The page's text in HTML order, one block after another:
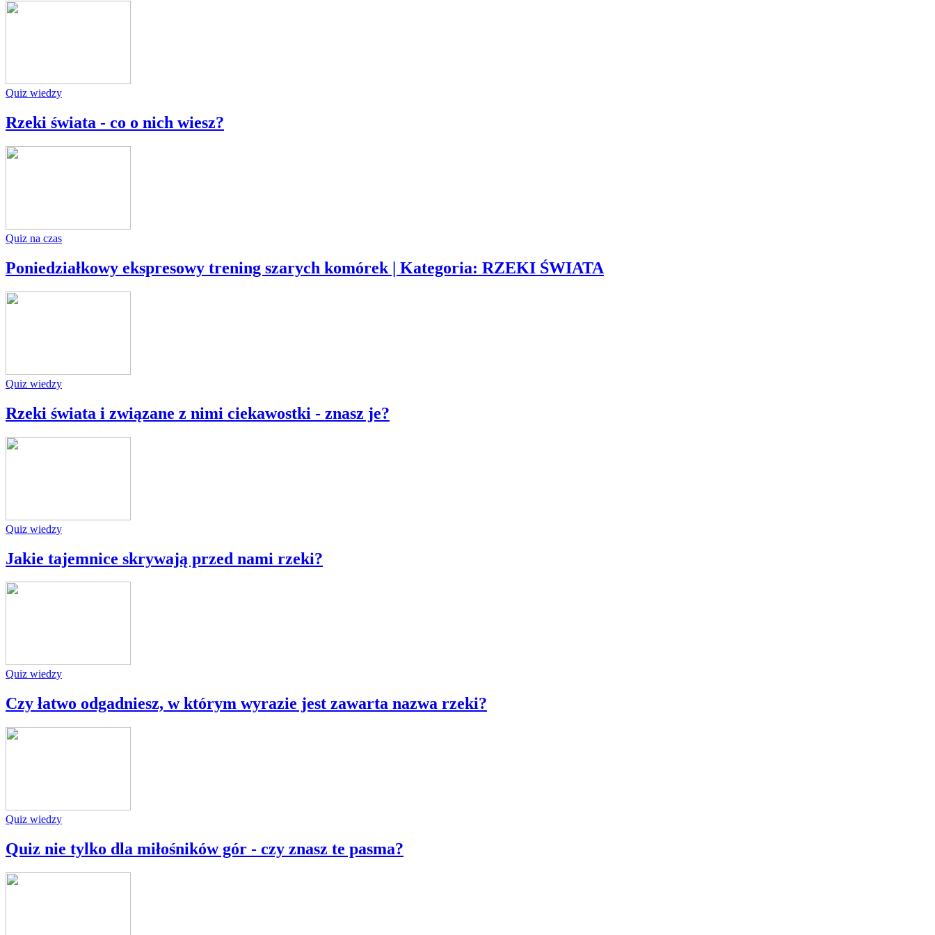
Quiz wiedzy
Rzeki świata - co o nich wiesz?
Quiz na czas
Poniedziałkowy ekspresowy trening szarych komórek | Kategoria: RZEKI ŚWIATA
Quiz wiedzy
Rzeki świata i związane z nimi ciekawostki - znasz je?
Quiz wiedzy
Jakie tajemnice skrywają przed nami rzeki?
Quiz wiedzy
Czy łatwo odgadniesz, w którym wyrazie jest zawarta nazwa rzeki?
Quiz wiedzy
Quiz nie tylko dla miłośników gór - czy znasz te pasma?